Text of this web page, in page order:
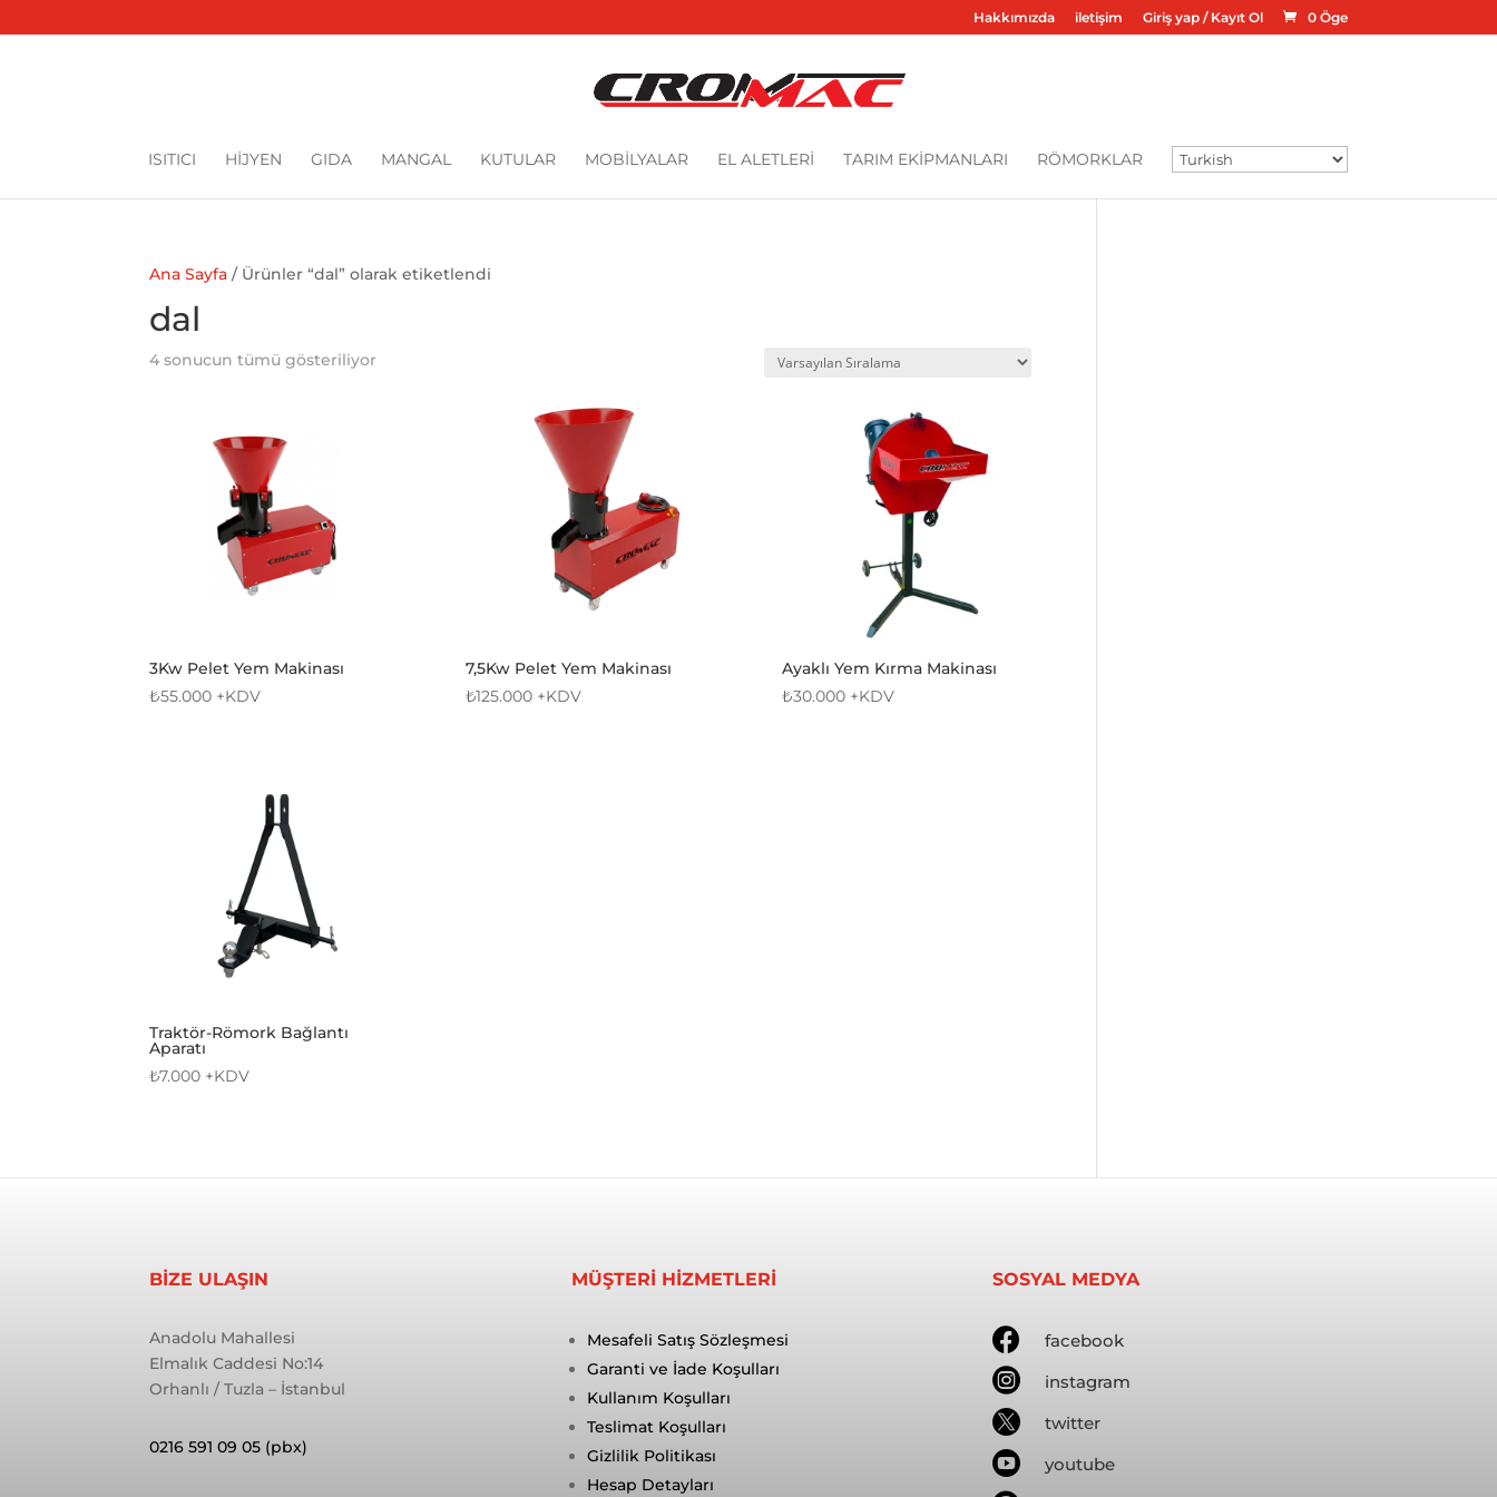
Hakkımızda iletişim Giriş yap / Kayıt Ol 0 Öge
ISITICI HİJYEN GIDA MANGAL KUTULAR MOBİLYALAR EL ALETLERİ TARIM EKİPMANLARI RÖMORKLAR
Ana Sayfa / Ürünler “dal” olarak etiketlendi
dal
4 sonucun tümü gösteriliyor
3Kw Pelet Yem Makinası
₺55.000 +KDV
7,5Kw Pelet Yem Makinası
₺125.000 +KDV
Ayaklı Yem Kırma Makinası
₺30.000 +KDV
Traktör-Römork Bağlantı
Aparatı
₺7.000 +KDV
BİZE ULAŞIN
Anadolu Mahallesi
Elmalık Caddesi No:14
Orhanlı / Tuzla – İstanbul
0216 591 09 05 (pbx)
MÜŞTERİ HİZMETLERİ
Mesafeli Satış Sözleşmesi
Garanti ve İade Koşulları
Kullanım Koşulları
Teslimat Koşulları
Gizlilik Politikası
Hesap Detayları
SOSYAL MEDYA
 facebook
 instagram
 twitter
 youtube